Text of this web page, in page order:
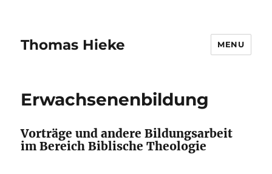
Thomas Hieke MENU
Erwachsenenbildung
Vorträge und andere Bildungsarbeit
im Bereich Biblische Theologie